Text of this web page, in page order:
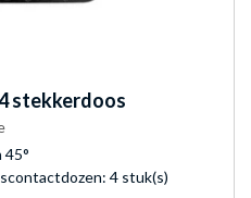
stekkerdoos
4 stuk(s)